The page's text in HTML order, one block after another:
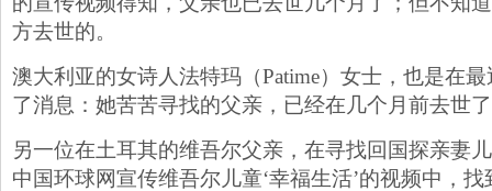
方去世的。
澳大利亚的女诗人法特玛（Patime）女士，也是在
了消息：她苦苦寻找的父亲，已经在几个月前去世
另一位在土耳其的维吾尔父亲，在寻找回国探亲妻
中国环球网宣传维吾尔儿童‘幸福生活’的视频中，